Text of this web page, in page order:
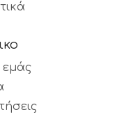
εμάς